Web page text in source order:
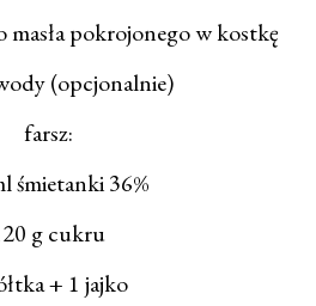
masła pokrojonego w kostkę
(opcjonalnie)
farsz:
śmietanki 36%
g cukru
+ 1 jajko